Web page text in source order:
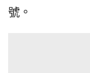
號。